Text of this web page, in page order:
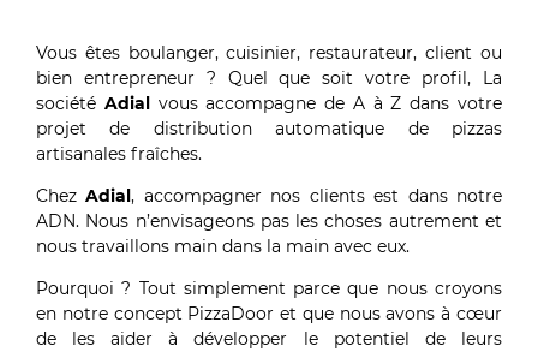
Vous êtes boulanger, cuisinier, restaurateur, client ou
bien entrepreneur ? Quel que soit votre profil, La
société Adialvous accompagne de A à Z dans votre
projet de distribution automatique de pizzas
artisanales fraîches.
ChezAdial, accompagner nos clients est dans notre
ADN. Nous n’envisageons pas les choses autrement et
nous travaillons main dans la main avec eux.
Pourquoi ? Tout simplement parce que nous croyons
en notre concept PizzaDoor et que nous avons à cœur
de les aider à développer le potentiel de leurs